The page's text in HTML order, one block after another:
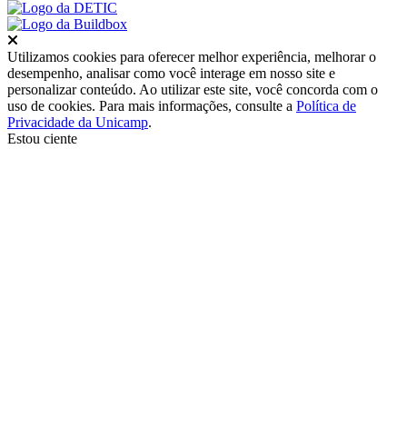
Utilizamos cookies para oferecer melhor experiência, melhorar o
desempenho, analisar como você interage em nosso site e
personalizar conteúdo. Ao utilizar este site, você concorda com o
uso de cookies. Para mais informações, consulte a Política de
Privacidade da Unicamp.
Estou ciente